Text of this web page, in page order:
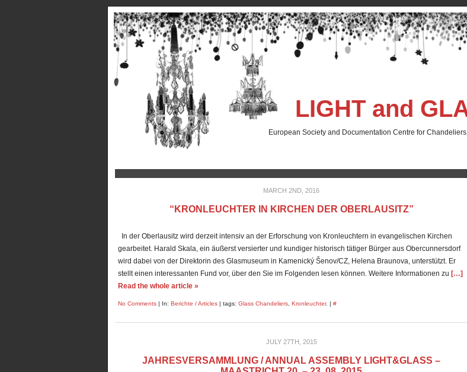
LIGHT and
European Society and Documentation Centre for
MARCH 2ND, 2016
“KRONLEUCHTER IN KIRCHEN DER OBERLAUSITZ”
In der Oberlausitz wird derzeit intensiv an der Erforschung von Kronleuchtern in evangelischen Kirchen
gearbeitet. Harald Skala, ein äußerst versierter und kundiger historisch tätiger Bürger aus Obercunnersdorf
wird dabei von der Direktorin des Glasmuseum in Kamenický Šenov/CZ, Helena Braunova, unterstützt. Er
stellt einen interessanten Fund vor, über den Sie im Folgenden lesen können. Weitere Informationen zu […]
Read the whole article »
No Comments | In: Berichte / Articles | tags: Glass Chandeliers Kronleuchter. | #
JULY 27TH, 2015
JAHRESVERSAMMLUNG / ANNUAL ASSEMBLY LIGHT&GLASS –